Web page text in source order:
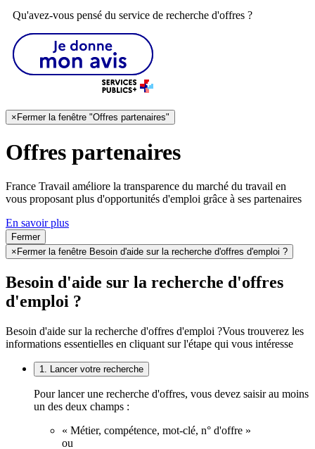
Qu'avez-vous pensé du service de recherche d'offres ?
×Fermer la fenêtre "Offres partenaires"
Offres partenaires
France Travail améliore la transparence du marché du travail en
vous proposant plus d'opportunités d'emploi grâce à ses partenaires
En savoir plus
Fermer
× Fermer la fenêtre Besoin d'aide sur la recherche d'offres d'emploi ?
Besoin d'aide sur la recherche d'offres
d'emploi ?
Besoin d'aide sur la recherche d'offres d'emploi ?Vous trouverez les
informations essentielles en cliquant sur l'étape qui vous intéresse
1. Lancer votre recherche
Pour lancer une recherche d'offres, vous devez saisir au moins
un des deux champs :
« Métier, compétence, mot-clé, n° d'offre »
ou